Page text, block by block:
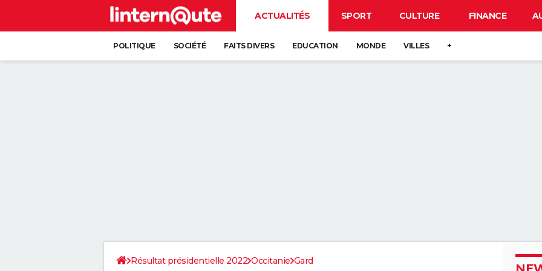
ACTUALITÉS SPORT CULTURE FINANCE
POLITIQUE SOCIÉTÉ FAITS DIVERS EDUCATION MONDE VILLES +
Résultat présidentielle 2022 Occitanie Gard